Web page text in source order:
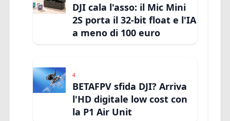
DJI cala l'asso: il Mic Mini
2S porta il 32-bit float e l'IA
a meno di 100 euro
4
BETAFPV sfida DJI? Arriva
l'HD digitale low cost con
la P1 Air Unit